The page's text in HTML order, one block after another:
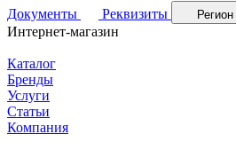
Документы
Реквизиты Регион
Интернет-магазин
Каталог
Бренды
Услуги
Статьи
Компания